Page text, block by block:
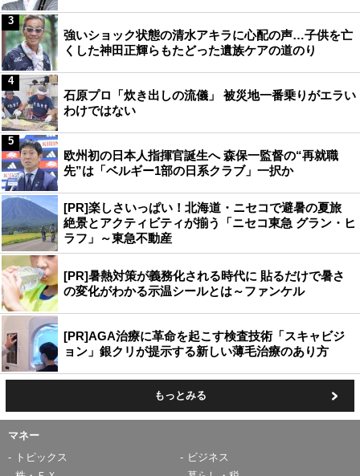
強いショック状態の清水アキラに心配の声…子供を亡
くした神田正輝らもたどった遺族ケアの道のり
3
石原プロ「炊き出しの流儀」 被災地一番乗りがエラい
わけではない
4
欧州初の日本人指揮官誕生へ 森保一監督の“再就職
先”は「ベルギー1部の日系クラブ」一択か
5
[PR]楽しさいっぱい！北海道・ニセコで避暑の夏旅
絶景とアクティビティが揃う「ニセコ東急 グラン・ヒ
ラフ」～東急不動産
[PR]暑熱対策が義務化される時代に 貼るだけで暑さ
の変化がわかる示温シールとは～ファンケル
[PR]AGA治療に革命を起こす検査技術「スキャビジ
ョン」銀クリが提示する新しい薄毛治療のあり方
もっとみる
マネー
トピックス
ビジネス